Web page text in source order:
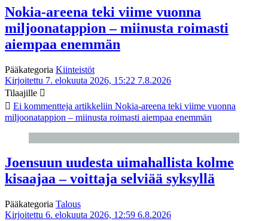
Nokia-areena teki viime vuonna
miljoonatappion – miinusta roimasti
aiempaa enemmän
Pääkategoria Kiinteistöt
Kirjoitettu 7. elokuuta 2026, 15:22 7.8.2026
Tilaajille
Ei kommentteja artikkeliin Nokia-areena teki viime vuonna
miljoonatappion – miinusta roimasti aiempaa enemmän
Joensuun uudesta uimahallista kolme
kisaajaa – voittaja selviää syksyllä
Pääkategoria Talous
Kirjoitettu 6. elokuuta 2026, 12:59 6.8.2026